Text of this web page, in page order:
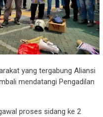
yang tergabung Aliansi
mendatangi Pengadilan
proses sidang ke 2